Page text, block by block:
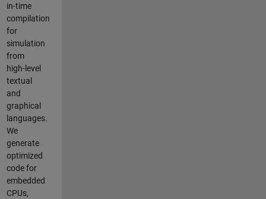
in-time
compilation
for
simulation
from
high-level
textual
and
graphical
languages.
We
generate
optimized
code for
embedded
CPUs,